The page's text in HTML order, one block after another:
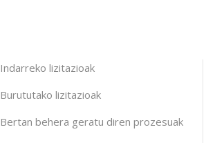
Indarreko lizitazioak
Burututako lizitazioak
Bertan behera geratu diren prozesuak